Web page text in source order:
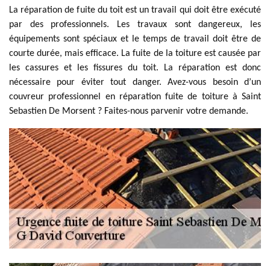
La réparation de fuite du toit est un travail qui doit être exécuté
par des professionnels. Les travaux sont dangereux, les
équipements sont spéciaux et le temps de travail doit être de
courte durée, mais efficace. La fuite de la toiture est causée par
les cassures et les fissures du toit. La réparation est donc
nécessaire pour éviter tout danger. Avez-vous besoin d’un
couvreur professionnel en réparation fuite de toiture à Saint
Sebastien De Morsent ? Faites-nous parvenir votre demande.